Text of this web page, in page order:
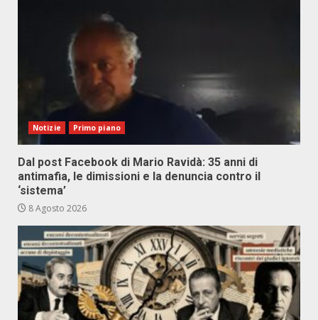
Notizie Primo piano
Dal post Facebook di Mario Ravidà: 35 anni di
antimafia, le dimissioni e la denuncia contro il
‘sistema’
8 Agosto 2026